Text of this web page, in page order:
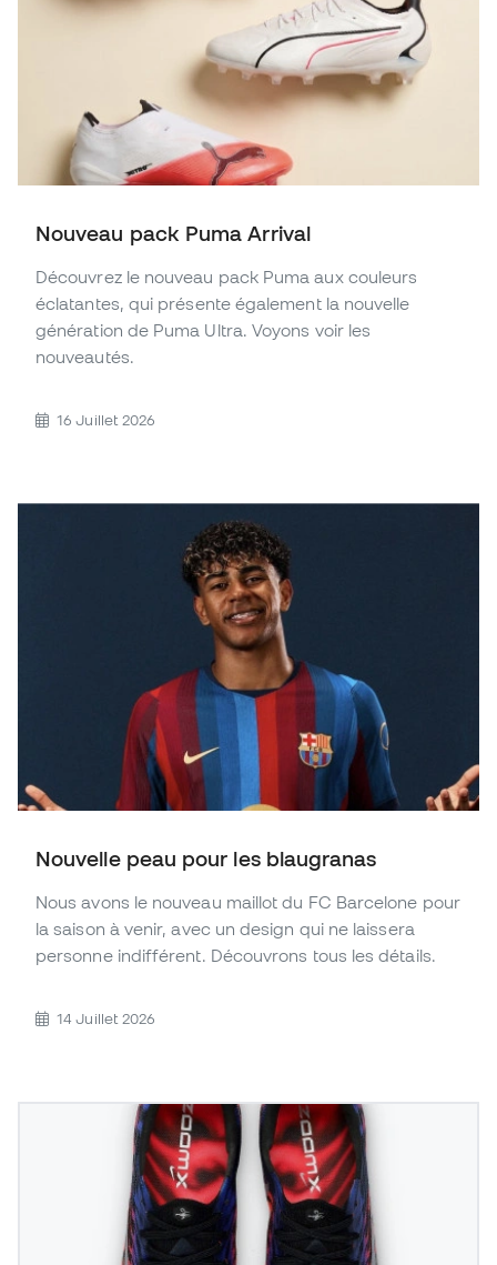
Nouveau pack Puma Arrival
Découvrez le nouveau pack Puma aux couleurs
éclatantes, qui présente également la nouvelle
génération de Puma Ultra. Voyons voir les
nouveautés.
16 Juillet 2026
Nouvelle peau pour les blaugranas
Nous avons le nouveau maillot du FC Barcelone pour
la saison à venir, avec un design qui ne laissera
personne indifférent. Découvrons tous les détails.
14 Juillet 2026